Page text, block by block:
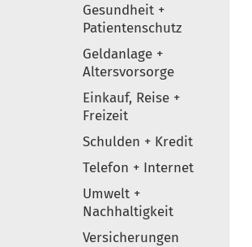
Gesundheit +
Patientenschutz
Geldanlage +
Altersvorsorge
Einkauf, Reise +
Freizeit
Schulden + Kredit
Telefon + Internet
Umwelt +
Nachhaltigkeit
Versicherungen